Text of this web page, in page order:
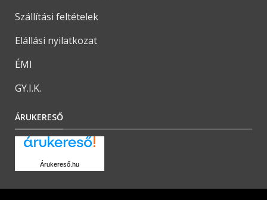
Szállítási feltételek
Elállási nyilatkozat
ÉMI
GY.I.K.
ÁRUKERESŐ
Árukereső.hu